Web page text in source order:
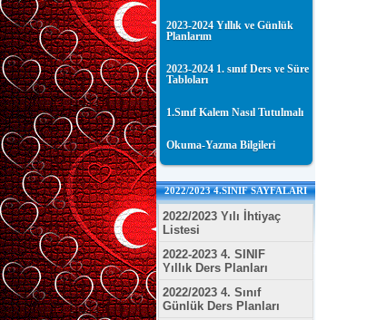
2023-2024 Yıllık ve Günlük
Planlarım
2023-2024 1. sınıf Ders ve Süre
Tabloları
1.Sınıf Kalem Nasıl Tutulmalı
Okuma-Yazma Bilgileri
2022/2023 4.SINIF SAYFALARI
2022/2023 Yılı İhtiyaç
Listesi
2022-2023 4. SINIF
Yıllık Ders Planları
2022/2023 4. Sınıf
Günlük Ders Planları